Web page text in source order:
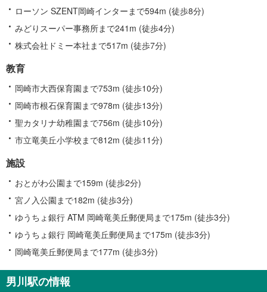
ローソン SZENT岡崎インターまで594m (徒歩8分)
みどりスーパー事務所まで241m (徒歩4分)
株式会社ドミー本社まで517m (徒歩7分)
教育
岡崎市大西保育園まで753m (徒歩10分)
岡崎市根石保育園まで978m (徒歩13分)
聖カタリナ幼稚園まで756m (徒歩10分)
市立竜美丘小学校まで812m (徒歩11分)
施設
おとがわ公園まで159m (徒歩2分)
宮ノ入公園まで182m (徒歩3分)
ゆうちょ銀行 ATM 岡崎竜美丘郵便局まで175m (徒歩3分)
ゆうちょ銀行 岡崎竜美丘郵便局まで175m (徒歩3分)
岡崎竜美丘郵便局まで177m (徒歩3分)
男川駅の情報